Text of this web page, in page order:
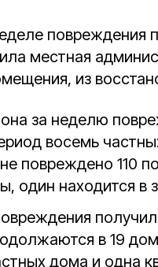
повреждения
местная
из
за неделю
восемь
повреждено 110
один находится в
в 19
дома и одна